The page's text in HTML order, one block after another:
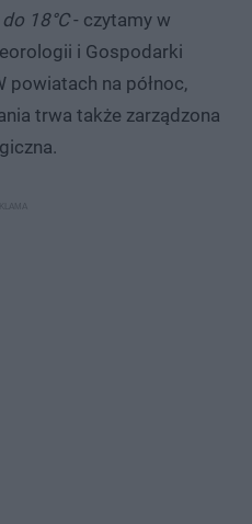
18°C- czytamy w
i Gospodarki
powiatach na północ,
trwa także zarządzona